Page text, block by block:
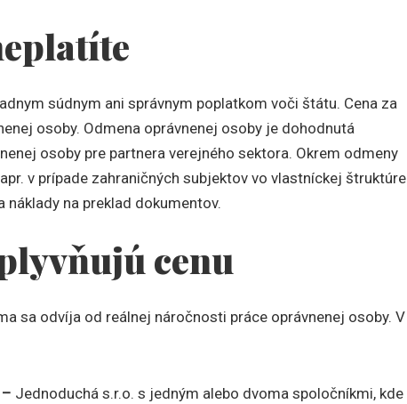
súdnym ani správnym poplatkom voči štátu. Cena za
osoby. Odmena oprávnenej osoby je dohodnutá
osoby pre partnera verejného sektora. Okrem odmeny
v prípade zahraničných subjektov vo vlastníckej štruktúre
náklady na preklad dokumentov.
cenu
sa odvíja od reálnej náročnosti práce oprávnenej osoby. V
Jednoduchá s.r.o. s jedným alebo dvoma spoločníkmi, kde